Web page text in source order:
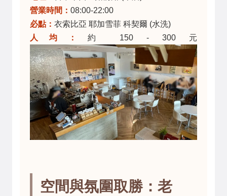
營業時間： 08:00-22:00
必點： 衣索比亞 耶加雪菲 科契爾 (水洗)
人均： 約 150 - 300 元
空間與氛圍取勝：老